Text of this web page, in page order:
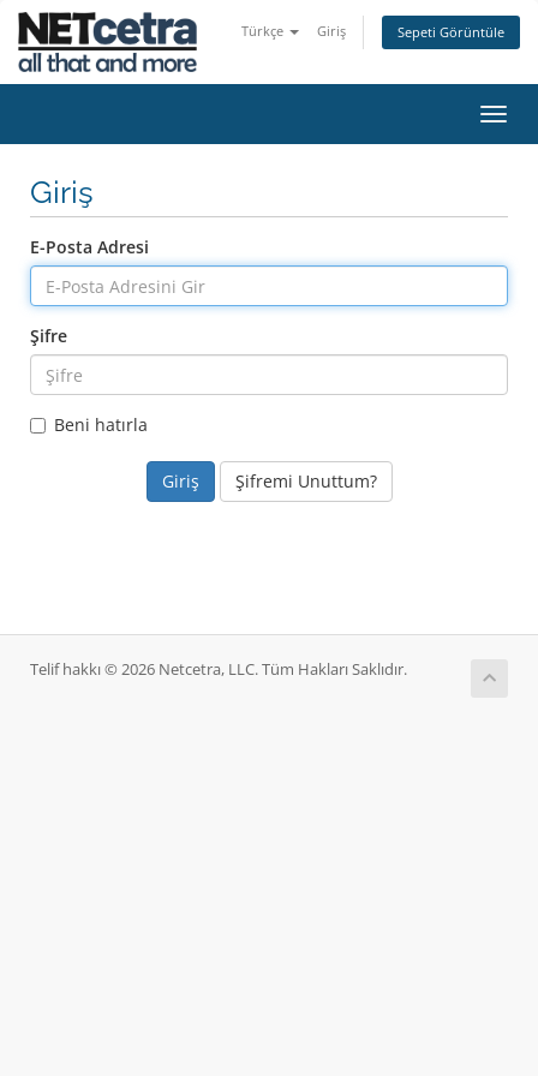
Türkçe Giriş Sepeti Görüntüle
Giriş
E-Posta Adresi
Şifre
Beni hatırla
Şifremi Unuttum?
Telif hakkı © 2026 Netcetra, LLC. Tüm Hakları Saklıdır.